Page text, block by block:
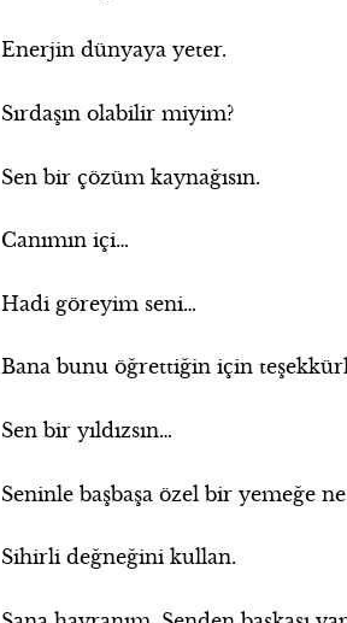
Enerjin dünyaya yeter.
Sırdaşın olabilir miyim?
Sen bir çözüm kaynağısın.
Canımın içi…
Hadi göreyim seni…
Bana bunu öğrettiğin için
Sen bir yıldızsın…
Seninle başbaşa özel bir yemeğe
Sihirli değneğini kullan.